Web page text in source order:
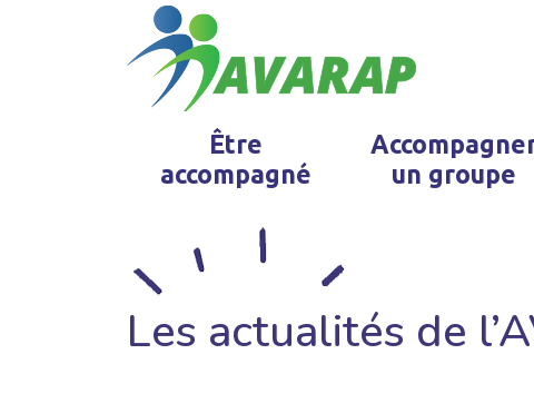
Être
accompagné
un groupe
Les actualités de